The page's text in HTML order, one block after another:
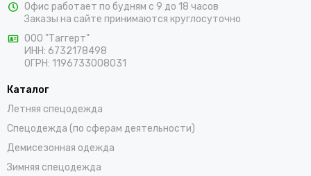
Офис работает по будням с 9 до 18 часов
Заказы на сайте принимаются круглосуточно
ООО "Таггерт"
ИНН: 6732178498
ОГРН: 1196733008031
Каталог
Летняя спецодежда
Спецодежда (по сферам деятельности)
Демисезонная одежда
Зимняя спецодежда